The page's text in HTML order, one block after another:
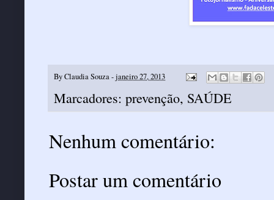
ByClaudia Souza-janeiro 27, 2013
Marcadores: prevenção, SAÚDE
Nenhum comentário:
Postar um comentário